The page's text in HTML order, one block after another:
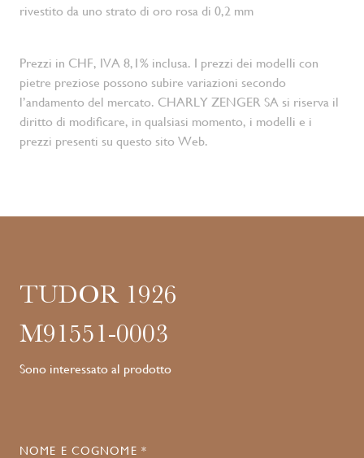
rivestito da uno strato di oro rosa di 0,2 mm
Prezzi in CHF, IVA 8,1% inclusa. I prezzi dei modelli con
pietre preziose possono subire variazioni secondo
l’andamento del mercato. CHARLY ZENGER SA si riserva il
diritto di modificare, in qualsiasi momento, i modelli e i
prezzi presenti su questo sito Web.
TUDOR 1926
M91551-0003
Sono interessato al prodotto
NOME E COGNOME *